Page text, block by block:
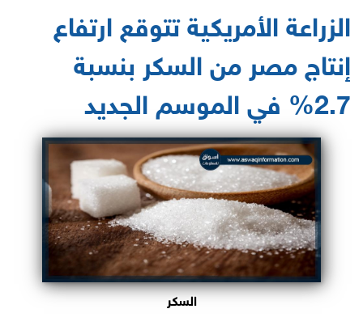
الزراعة الأمريكية تتوقع ارتفاع
إنتاج مصر من السكر بنسبة
2.7% في الموسم الجديد
السكر